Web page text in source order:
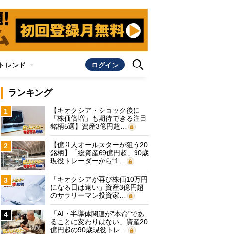
トレンド ログイン
ランキング
1
【キオクシア・ショック後に
「株価倍増」も期待できる注目
銘柄5選】資産3億円超…
2
【億り人オールスターが狙う20
銘柄】「総資産69億円超」90歳
現役トレーダーから“1…
3
「キオクシアが再び株価10万円
になる日は遠い」資産3億円超
のサラリーマン投資家…
4
「AI・半導体関連が“本命”であ
ることに変わりはない」資産20
億円超の90歳現役トレ…